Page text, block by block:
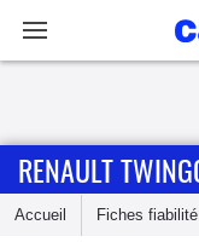
Accueil
RENAULT
Accueil Fiches fiabilité